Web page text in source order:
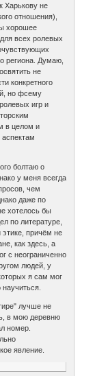
Харькову не
отношения),
хорошее
всех ролевых
региона. Думаю,
не
конкретного
но фсему
игр и
в целом и
болтаю о
у меня всегда
чем
даже по
хотелось бы
по литературе,
этике, причём не
как здесь, а
с неограниченно
людей, у
я сам мог
лучше не
в мою деревню
номер.
явление.